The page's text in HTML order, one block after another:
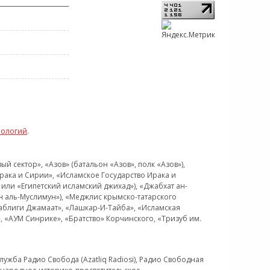
.
«Азов» (батальон «Азов», полк «Азов»),
и Сирии», «Исламское Государство Ирака и
«Египетский исламский джихад»), «Джабхат ан-
Муслимун»), «Меджлис крымско-татарского
Джамаат», «Лашкар-И-Тайба», «Исламская
Синрике», «Братство» Корчинского, «Тризуб им.
Радио Свобода (Azatliq Radiosi), Радио Свободная